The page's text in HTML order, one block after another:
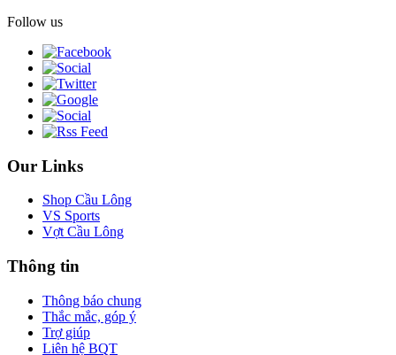
Follow us
Our Links
Shop Cầu Lông
VS Sports
Vợt Cầu Lông
Thông tin
Thông báo chung
Thắc mắc, góp ý
Trợ giúp
Liên hệ BQT